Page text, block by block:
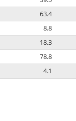
63.4
8.8
18.3
78.8
4.1